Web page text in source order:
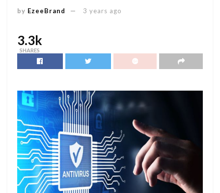
by EzeeBrand 3 years ago
3.3k
SHARES